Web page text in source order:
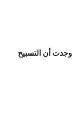
وجدت أن التسبيح